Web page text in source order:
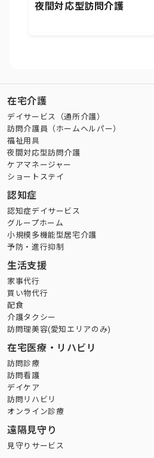
夜間対応型訪問介護
在宅介護
デイサービス（通所介護）
訪問介護員（ホームヘルパー）
福祉用具
夜間対応型訪問介護
ケアマネージャー
ショートステイ
認知症
認知症デイサービス
グループホーム
小規模多機能型居宅介護
予防・進行抑制
生活支援
家事代行
買い物代行
配食
介護タクシー
訪問理美容(愛知エリアのみ)
在宅医療・リハビリ
訪問診療
訪問看護
デイケア
訪問リハビリ
オンライン診療
遠隔見守り
見守りサービス